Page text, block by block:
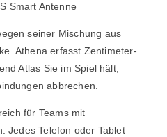
Smart Antenne
seiner Mischung aus
Athena erfasst Zentimeter-
Atlas Sie im Spiel hält,
abbrechen.
für Teams mit
Jedes Telefon oder Tablet